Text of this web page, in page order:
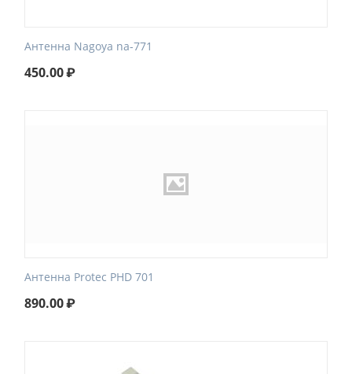
Антенна Nagoya na-771
450.00₽
Антенна Protec PHD 701
890.00₽